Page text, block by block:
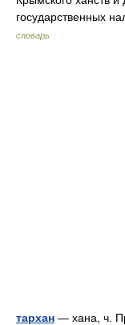
государственных
словарь
тархан — хана, ч.